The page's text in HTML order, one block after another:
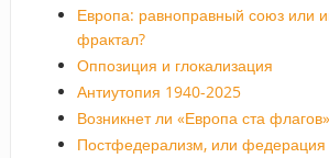
Европа: равноправный союз или
фрактал?
Оппозиция и глокализация
Антиутопия 1940-2025
Возникнет ли «Европа ста
Постфедерализм, или федерация